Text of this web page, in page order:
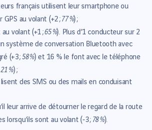
français utilisent leur smartphone ou
au volant (+2 ; 77 %) ;
volant (+1 ;65 %). Plus d’1 conducteur sur 2
système de conversation Bluetooth avec
(+3 ;58 %) et 16 % le font avec le téléphone
21 %) ;
des SMS ou des mails en conduisant
leur arrive de détourner le regard de la route
lorsqu’ils sont au volant (-3 ; 78 %).